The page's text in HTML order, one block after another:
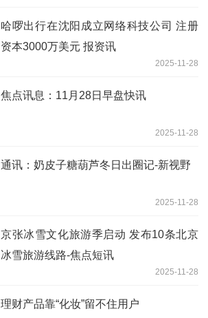
哈啰出行在沈阳成立网络科技公司 注册
资本3000万美元 报资讯
2025-11-28
焦点讯息：11月28日早盘快讯
2025-11-28
通讯：奶皮子糖葫芦冬日出圈记-新视野
2025-11-28
京张冰雪文化旅游季启动 发布10条北京
冰雪旅游线路-焦点短讯
2025-11-28
理财产品靠“化妆”留不住用户